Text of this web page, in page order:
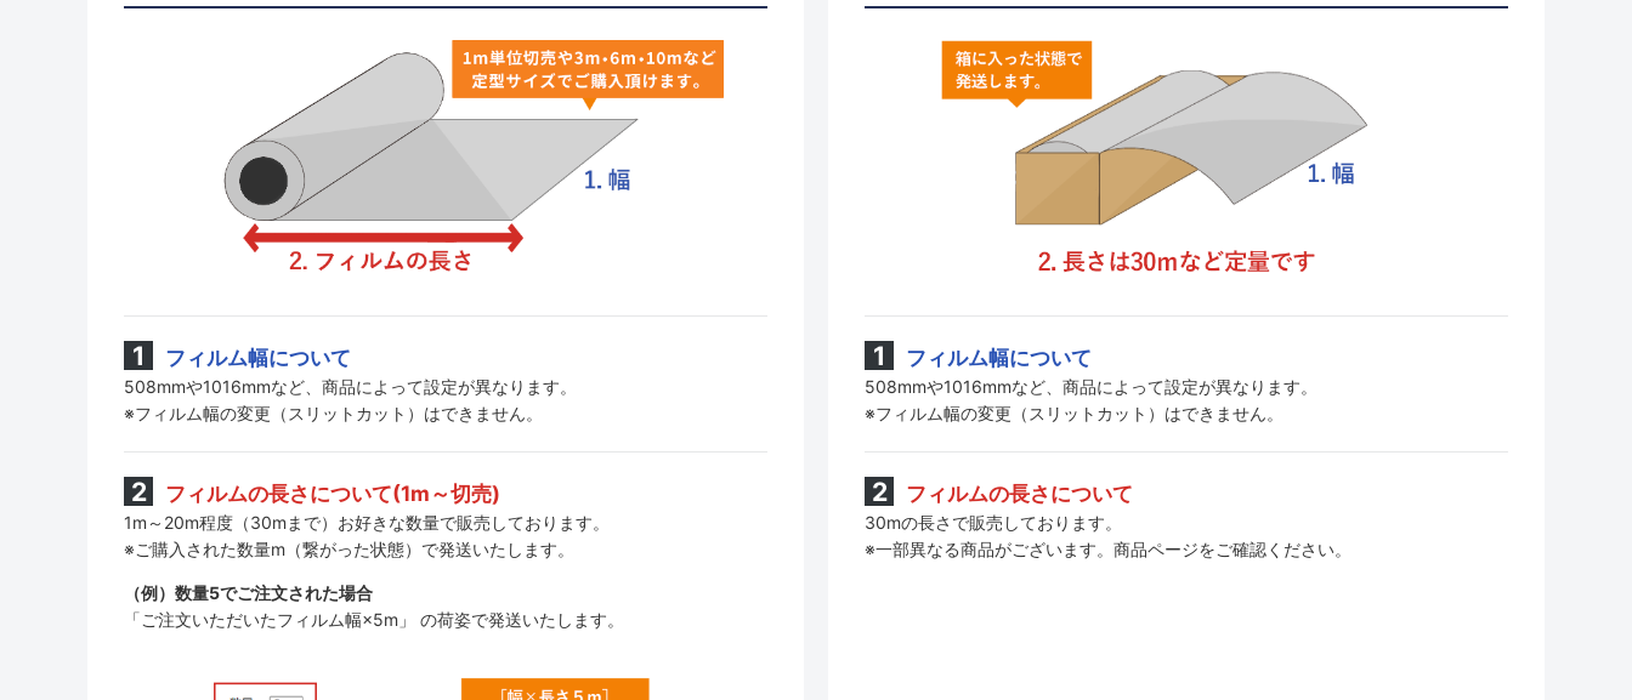
フィルム幅について
508mmや1016mmなど、商品によって設定が異なります。
※フィルム幅の変更（スリットカット）はできません。
フィルムの長さについて(1m～切売)
1m～20m程度（30mまで）お好きな数量で販売しております。
※ご購入された数量m（繋がった状態）で発送いたします。
（例）数量5でご注文された場合
「ご注文いただいたフィルム幅×5m」 の荷姿で発送いたします。
フィルム幅について
508mmや1016mmなど、商品によって設定が異なります。
※フィルム幅の変更（スリットカット）はできません。
フィルムの長さについて
30mの長さで販売しております。
※一部異なる商品がございます。商品ページをご確認ください。